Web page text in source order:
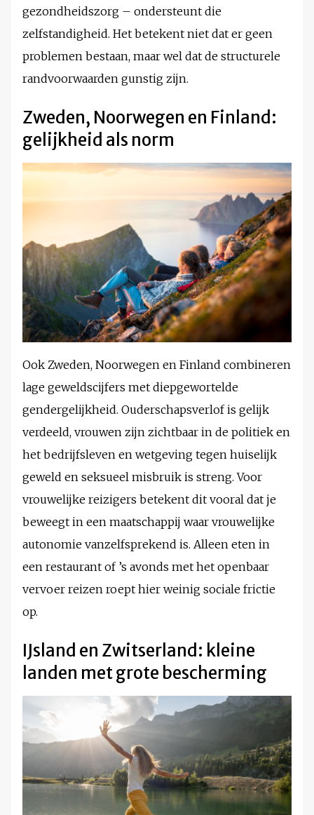
gezondheidszorg – ondersteunt die
zelfstandigheid. Het betekent niet dat er geen
problemen bestaan, maar wel dat de structurele
randvoorwaarden gunstig zijn.
Zweden, Noorwegen en Finland:
gelijkheid als norm
Ook Zweden, Noorwegen en Finland combineren
lage geweldscijfers met diepgewortelde
gendergelijkheid. Ouderschapsverlof is gelijk
verdeeld, vrouwen zijn zichtbaar in de politiek en
het bedrijfsleven en wetgeving tegen huiselijk
geweld en seksueel misbruik is streng. Voor
vrouwelijke reizigers betekent dit vooral dat je
beweegt in een maatschappij waar vrouwelijke
autonomie vanzelfsprekend is. Alleen eten in
een restaurant of ’s avonds met het openbaar
vervoer reizen roept hier weinig sociale frictie
op.
IJsland en Zwitserland: kleine
landen met grote bescherming